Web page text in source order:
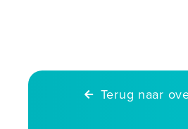
Terug naar